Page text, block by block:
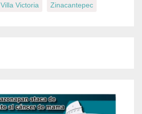
Villa Victoria Zinacantepec